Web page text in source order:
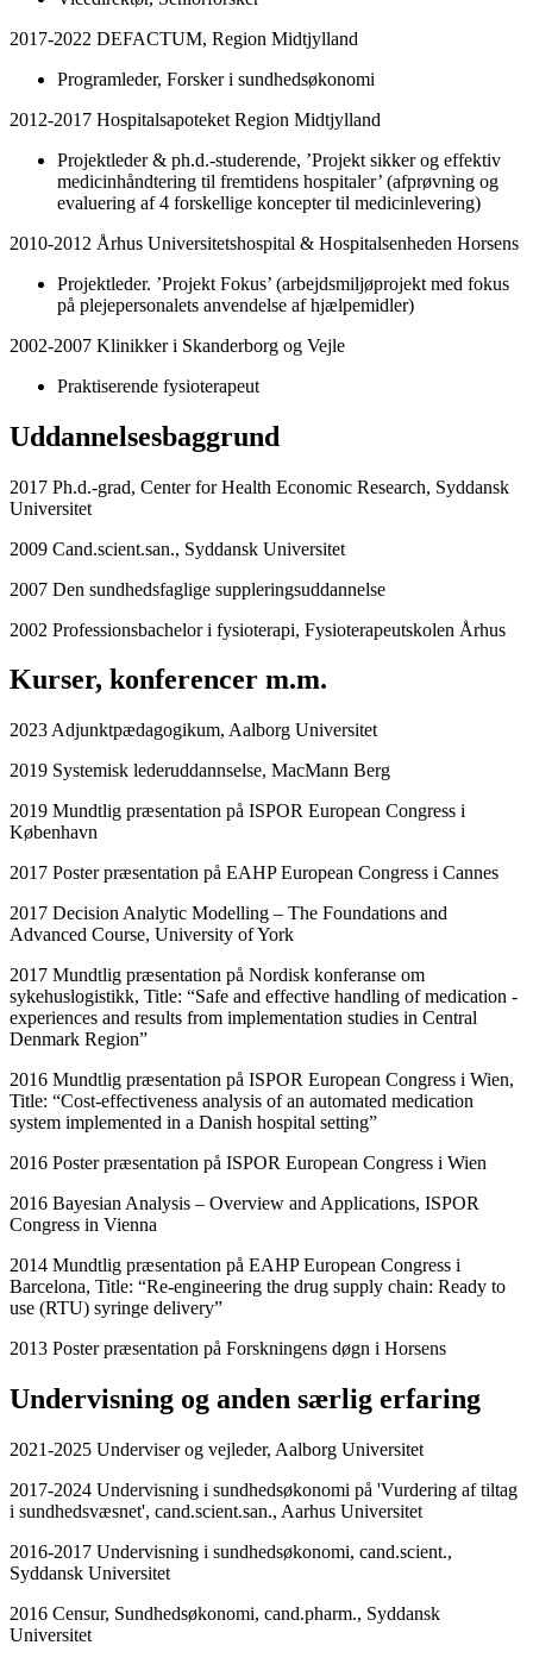
2017-2022 DEFACTUM, Region Midtjylland
Programleder, Forsker i sundhedsøkonomi
2012-2017 Hospitalsapoteket Region Midtjylland
Projektleder & ph.d.-studerende, ’Projekt sikker og effektiv
medicinhåndtering til fremtidens hospitaler’ (afprøvning og
evaluering af 4 forskellige koncepter til medicinlevering)
2010-2012 Århus Universitetshospital & Hospitalsenheden Horsens
Projektleder. ’Projekt Fokus’ (arbejdsmiljøprojekt med fokus
på plejepersonalets anvendelse af hjælpemidler)
2002-2007 Klinikker i Skanderborg og Vejle
Praktiserende fysioterapeut
Uddannelsesbaggrund
2017 Ph.d.-grad, Center for Health Economic Research, Syddansk
Universitet
2009 Cand.scient.san., Syddansk Universitet
2007 Den sundhedsfaglige suppleringsuddannelse
2002 Professionsbachelor i fysioterapi, Fysioterapeutskolen Århus
Kurser, konferencer m.m.
2023 Adjunktpædagogikum, Aalborg Universitet
2019 Systemisk lederuddannselse, MacMann Berg
2019 Mundtlig præsentation på ISPOR European Congress i
København
2017 Poster præsentation på EAHP European Congress i Cannes
2017 Decision Analytic Modelling – The Foundations and
Advanced Course, University of York
2017 Mundtlig præsentation på Nordisk konferanse om
sykehuslogistikk, Title: “Safe and effective handling of medication -
experiences and results from implementation studies in Central
Denmark Region”
2016 Mundtlig præsentation på ISPOR European Congress i Wien,
Title: “Cost-effectiveness analysis of an automated medication
system implemented in a Danish hospital setting”
2016 Poster præsentation på ISPOR European Congress i Wien
2016 Bayesian Analysis – Overview and Applications, ISPOR
Congress in Vienna
2014 Mundtlig præsentation på EAHP European Congress i
Barcelona, Title: “Re-engineering the drug supply chain: Ready to
use (RTU) syringe delivery”
2013 Poster præsentation på Forskningens døgn i Horsens
Undervisning og anden særlig erfaring
2021-2025 Underviser og vejleder, Aalborg Universitet
2017-2024 Undervisning i sundhedsøkonomi på 'Vurdering af tiltag
i sundhedsvæsnet', cand.scient.san., Aarhus Universitet
2016-2017 Undervisning i sundhedsøkonomi, cand.scient.,
Syddansk Universitet
2016 Censur, Sundhedsøkonomi, cand.pharm., Syddansk
Universitet